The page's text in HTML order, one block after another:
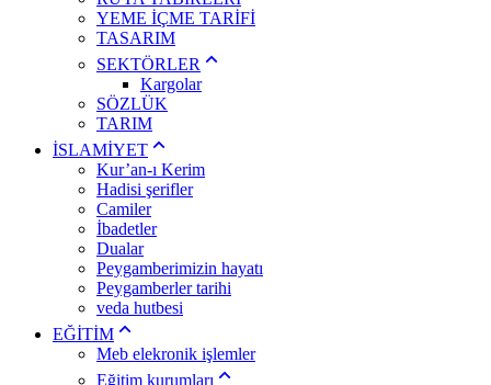
YEME İÇME TARİFİ
TASARIM
SEKTÖRLER
Kargolar
SÖZLÜK
TARIM
İSLAMİYET
Kur’an-ı Kerim
Hadisi şerifler
Camiler
İbadetler
Dualar
Peygamberimizin hayatı
Peygamberler tarihi
veda hutbesi
EĞİTİM
Meb elekronik işlemler
Eğitim kurumları